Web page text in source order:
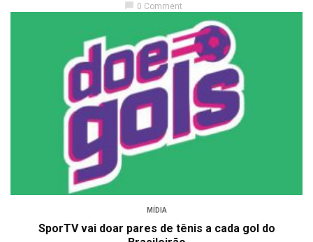
chat_bubble 0 Comment
MÍDIA
SporTV vai doar pares de tênis a cada gol do